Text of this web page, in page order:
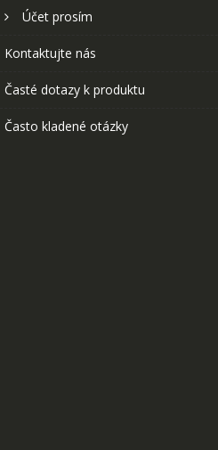
Účet prosím
Kontaktujte nás
Časté dotazy k produktu
Často kladené otázky